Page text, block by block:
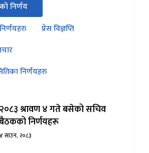
निर्णय
प्रेस विज्ञप्ति
निर्णयहरु
२०८३ श्रावण ४ गते बसेको सचिव
निर्णयहरू
४ साउन, २०८३